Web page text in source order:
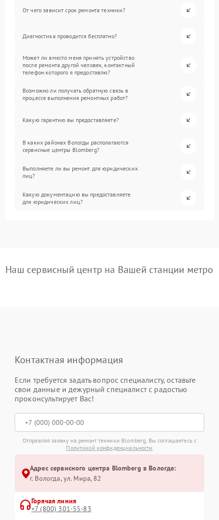
От чего зависит срок ремонта техники?
Диагностика проводится бесплатно?
Может ли вместо меня принять устройство
после ремонта другой человек, контактный
телефон которого я предоставлю?
Возможно ли получать обратную связь в
процессе выполнения ремонтных работ?
Какую гарантию вы предоставляете?
В каких районах Вологды располагаются
сервисные центры Blomberg?
Выполняете ли вы ремонт для юридических
лиц?
Какую документацию вы предоставляете
для юридических лиц?
Наш сервисный центр на Вашей станции метро
Контактная информация
Если требуется задать вопрос специалисту, оставьте
свои данные и дежурный специалист с радостью
проконсультирует Вас!
Отправляя заявку на ремонт техники Blomberg, Вы соглашаетесь с
Политикой конфиденциальности
Адрес сервисного центра Blomberg в Вологде:
г. Вологда, ул. Мира, 82
Горячая линия
+7 (800) 301-55-83